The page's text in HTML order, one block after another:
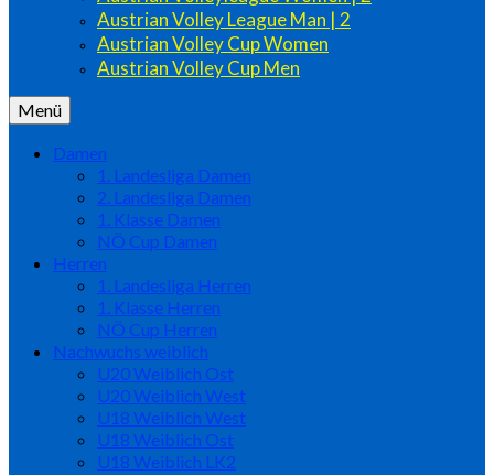
Austrian Volley League Man | 2
Austrian Volley Cup Women
Austrian Volley Cup Men
Menü
Damen
1. Landesliga Damen
2. Landesliga Damen
1. Klasse Damen
NÖ Cup Damen
Herren
1. Landesliga Herren
1. Klasse Herren
NÖ Cup Herren
Nachwuchs weiblich
U20 Weiblich Ost
U20 Weiblich West
U18 Weiblich West
U18 Weiblich Ost
U18 Weiblich LK2